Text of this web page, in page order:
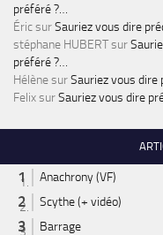
préféré ?…
ÉricsurSauriez vous dire
stéphane HUBERTsur
préféré ?…
HélènesurSauriez vous
FelixsurSauriez vous dire
Anachrony (VF)
Scythe (+ vidéo)
Barrage